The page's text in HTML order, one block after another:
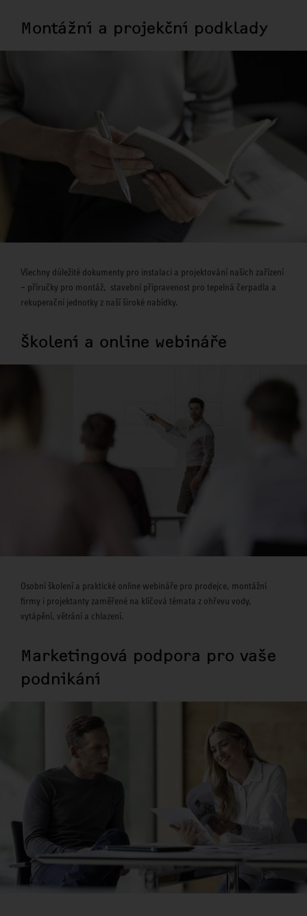
Montážní a projekční podklady
Všechny důležité dokumenty pro instalaci a projektování našich zařízení
– příručky pro montáž, stavební připravenost pro tepelná čerpadla a
rekuperační jednotky z naší široké nabídky.
Školení a online webináře
Osobní školení a praktické online webináře pro prodejce, montážní
firmy i projektanty zaměřené na klíčová témata z ohřevu vody,
vytápění, větrání a chlazení.
Marketingová podpora pro vaše
podnikání